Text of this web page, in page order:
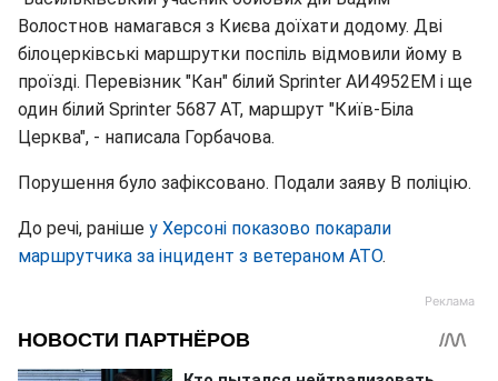
Волостнов намагався з Києва доїхати додому. Дві
білоцерківські маршрутки поспіль відмовили йому в
проїзді. Перевізник "Кан" білий Sprinter АИ4952ЕМ і ще
один білий Sprinter 5687 АТ, маршрут "Київ-Біла
Церква", - написала Горбачова.
Порушення було зафіксовано. Подали заяву В поліцію.
До речі, раніше у Херсоні показово покарали
маршрутчика за інцидент з ветераном АТО.